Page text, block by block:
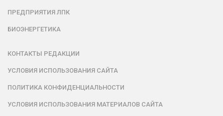
ПРЕДПРИЯТИЯ ЛПК
БИОЭНЕРГЕТИКА
КОНТАКТЫ РЕДАКЦИИ
УСЛОВИЯ ИСПОЛЬЗОВАНИЯ САЙТА
ПОЛИТИКА КОНФИДЕНЦИАЛЬНОСТИ
УСЛОВИЯ ИСПОЛЬЗОВАНИЯ МАТЕРИАЛОВ САЙТА